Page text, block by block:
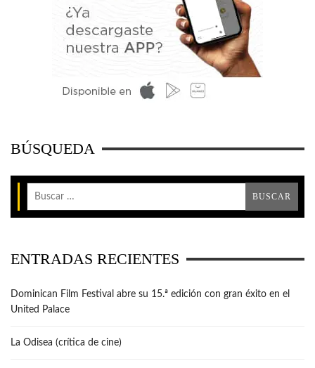
BÚSQUEDA
ENTRADAS RECIENTES
Dominican Film Festival abre su 15.ª edición con gran éxito en el
United Palace
La Odisea (crítica de cine)